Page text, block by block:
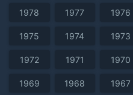
1978 1977 1976
1975 1974 1973
1972 1971 1970
1969 1968 1967